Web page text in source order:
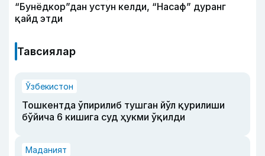
“Бунёдкор”дан устун келди, “Насаф” дуранг
қайд этди
Тавсиялар
Ўзбекистон
Тошкентда ўпирилиб тушган йўл қурилиши
бўйича 6 кишига суд ҳукми ўқилди
Маданият